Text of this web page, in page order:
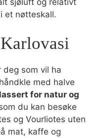
et nøtteskall.
deg som vil ha
med halve
for natur og
du kan besøke
og Vourliotes uten
mat, kaffe og